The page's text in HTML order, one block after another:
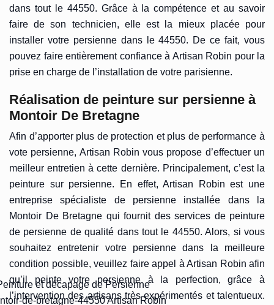
dans tout le 44550. Grâce à la compétence et au savoir
faire de son technicien, elle est la mieux placée pour
installer votre persienne dans le 44550. De ce fait, vous
pouvez faire entièrement confiance à Artisan Robin pour la
prise en charge de l’installation de votre parisienne.
Réalisation de peinture sur persienne à
Montoir De Bretagne
Afin d’apporter plus de protection et plus de performance à
vote persienne, Artisan Robin vous propose d’effectuer un
meilleur entretien à cette dernière. Principalement, c’est la
peinture sur persienne. En effet, Artisan Robin est une
entreprise spécialiste de persienne installée dans la
Montoir De Bretagne qui fournit des services de peinture
de persienne de qualité dans tout le 44550. Alors, si vous
souhaitez entretenir votre persienne dans la meilleure
condition possible, veuillez faire appel à Artisan Robin afin
qu’il peinte votre persienne à la perfection, grâce à
l’intervention des artisans très expérimentés et talentueux.